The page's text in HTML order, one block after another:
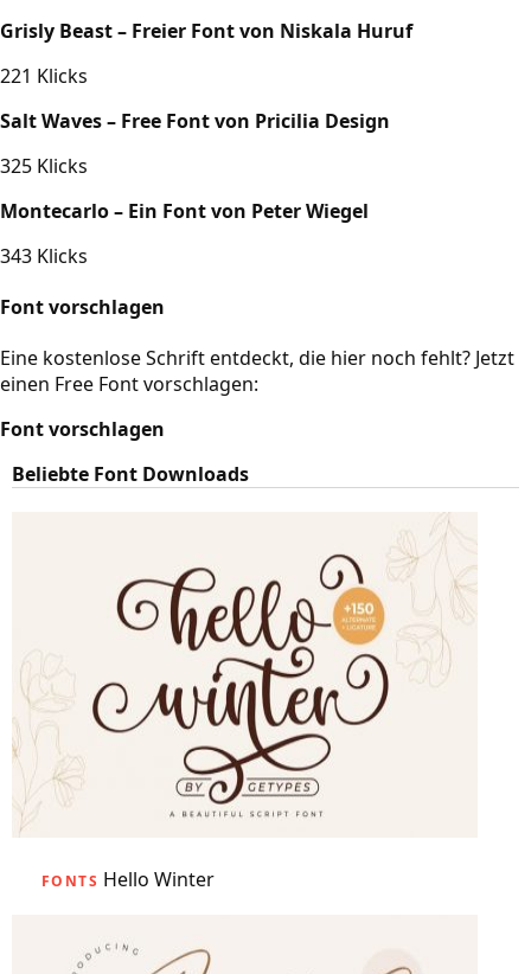
Grisly Beast – Freier Font von Niskala Huruf
221 Klicks
Salt Waves – Free Font von Pricilia Design
325 Klicks
Montecarlo – Ein Font von Peter Wiegel
343 Klicks
Font vorschlagen
Eine kostenlose Schrift entdeckt, die hier noch fehlt? Jetzt
einen Free Font vorschlagen:
Font vorschlagen
Beliebte Font Downloads
FONTS Hello Winter